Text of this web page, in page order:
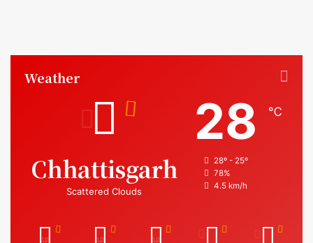
Weather
Chhattisgarh
Scattered Clouds
28 ℃
28º - 25º
78%
4.5 km/h